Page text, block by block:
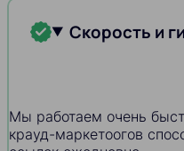
Скорость и
Мы работаем очень
крауд-маркетоогов